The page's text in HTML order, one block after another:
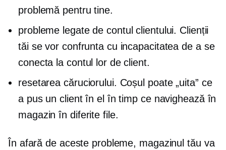
problemă pentru tine.
probleme legate de contul clientului. Clienții
tăi se vor confrunta cu incapacitatea de a se
conecta la contul lor de client.
resetarea căruciorului. Coșul poate „uita” ce
a pus un client în el în timp ce navighează în
magazin în diferite file.
În afară de aceste probleme, magazinul tău va